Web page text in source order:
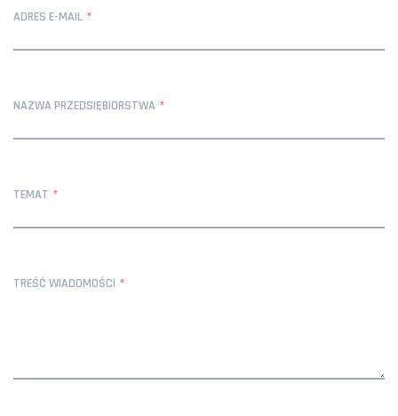
ADRES E-MAIL
NAZWA PRZEDSIĘBIORSTWA
TEMAT
TREŚĆ WIADOMOŚCI